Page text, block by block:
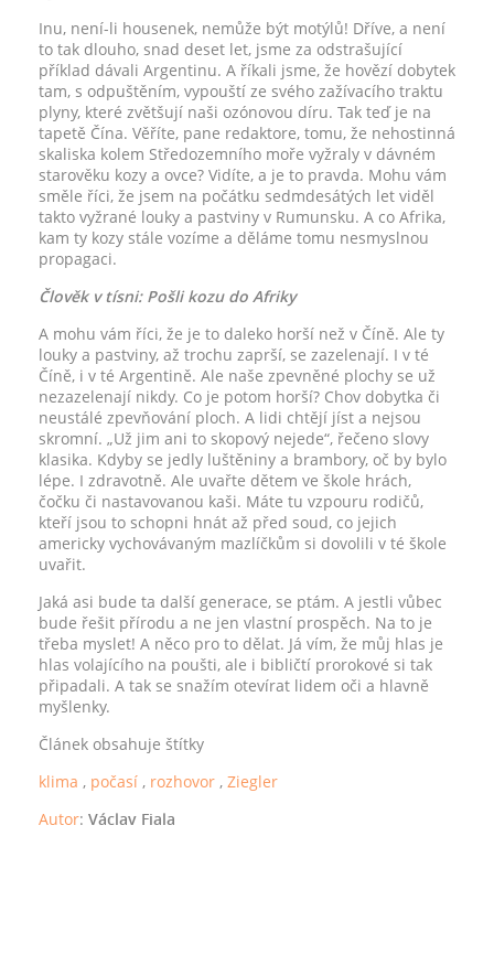
Inu, není-li housenek, nemůže být motýlů! Dříve, a není
to tak dlouho, snad deset let, jsme za odstrašující
příklad dávali Argentinu. A říkali jsme, že hovězí dobytek
tam, s odpuštěním, vypouští ze svého zažívacího traktu
plyny, které zvětšují naši ozónovou díru. Tak teď je na
tapetě Čína. Věříte, pane redaktore, tomu, že nehostinná
skaliska kolem Středozemního moře vyžraly v dávném
starověku kozy a ovce? Vidíte, a je to pravda. Mohu vám
směle říci, že jsem na počátku sedmdesátých let viděl
takto vyžrané louky a pastviny v Rumunsku. A co Afrika,
kam ty kozy stále vozíme a děláme tomu nesmyslnou
propagaci.
Člověk v tísni: Pošli kozu do Afriky
A mohu vám říci, že je to daleko horší než v Číně. Ale ty
louky a pastviny, až trochu zaprší, se zazelenají. I v té
Číně, i v té Argentině. Ale naše zpevněné plochy se už
nezazelenají nikdy. Co je potom horší? Chov dobytka či
neustálé zpevňování ploch. A lidi chtějí jíst a nejsou
skromní. „Už jim ani to skopový nejede“, řečeno slovy
klasika. Kdyby se jedly luštěniny a brambory, oč by bylo
lépe. I zdravotně. Ale uvařte dětem ve škole hrách,
čočku či nastavovanou kaši. Máte tu vzpouru rodičů,
kteří jsou to schopni hnát až před soud, co jejich
americky vychovávaným mazlíčkům si dovolili v té škole
uvařit.
Jaká asi bude ta další generace, se ptám. A jestli vůbec
bude řešit přírodu a ne jen vlastní prospěch. Na to je
třeba myslet! A něco pro to dělat. Já vím, že můj hlas je
hlas volajícího na poušti, ale i bibličtí prorokové si tak
připadali. A tak se snažím otevírat lidem oči a hlavně
myšlenky.
Článek obsahuje štítky
klima , počasí , rozhovor , Ziegler
Autor: Václav Fiala